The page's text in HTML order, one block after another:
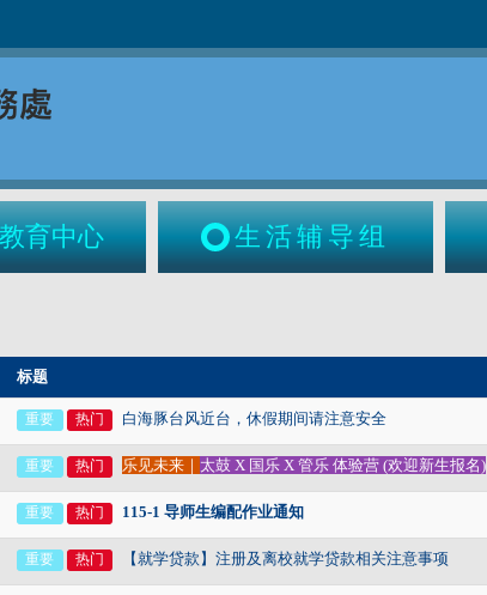
育中心 生活辅导组
标题
重要 热门 白海豚台风近台，休假期间请注意安全
重要 热门 乐见未来｜ 太鼓 X 国乐 X 管乐 体验营 (欢迎新生报名)
重要 热门 115-1 导师生编配作业通知
重要 热门 【就学贷款】 注册及离校就学贷款相关注意事项